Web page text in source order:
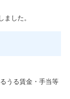
した。
うる賃金・手当等